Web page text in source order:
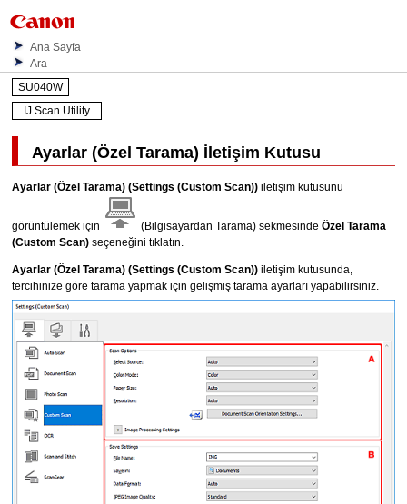
Ana Sayfa
Ara
SU040W
IJ Scan Utility
Ayarlar (Özel Tarama) İletişim Kutusu
Ayarlar (Özel Tarama) (Settings (Custom Scan)) iletişim kutusunu
görüntülemek için (Bilgisayardan Tarama) sekmesindeÖzel Tarama
(Custom Scan) seçeneğini tıklatın.
Ayarlar (Özel Tarama) (Settings (Custom Scan)) iletişim kutusunda,
tercihinize göre tarama yapmak için gelişmiş tarama ayarları yapabilirsiniz.